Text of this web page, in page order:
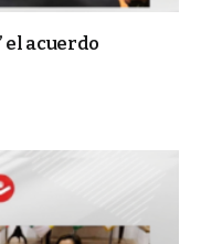
el acuerdo